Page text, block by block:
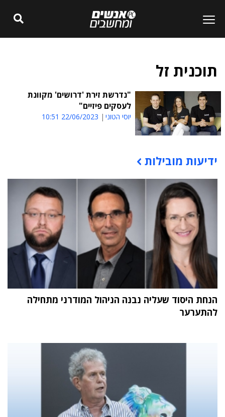
תוכנית זל
"נדרשת זירת 'דרושים' מקוונת
לעסקים פיזיים"
יוסי הטוני 22/06/2023 10:51
תוכן פרסומי
ידיעות מובילות
הנחת היסוד שעליה נבנה הניהול המודרני מתחילה
להתערער